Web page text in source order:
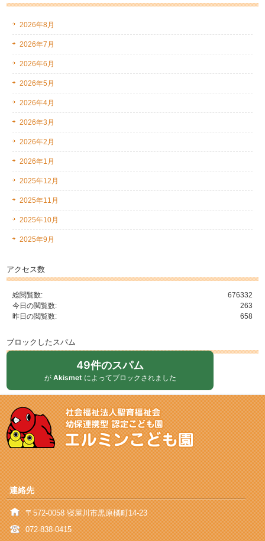
2026年8月
2026年7月
2026年6月
2026年5月
2026年4月
2026年3月
2026年2月
2026年1月
2025年12月
2025年11月
2025年10月
2025年9月
アクセス数
676332
総閲覧数:
263
今日の閲覧数:
658
昨日の閲覧数:
ブロックしたスパム
49件のスパム
が Akismet によってブロックされました
連絡先
〒572-0058 寝屋川市黒原橘町14-23
072-838-0415